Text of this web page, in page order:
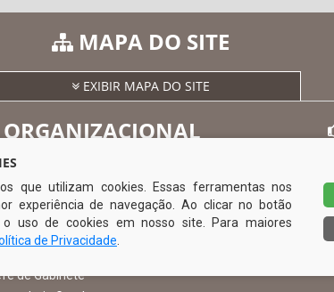
MAPA DO SITE
EXIBIR MAPA DO SITE
Prefeito
Municipal
de Gabinete
que utilizam cookies. Essas ferramentas nos
experiência de navegação. Ao clicar no botão
o uso de cookies em nosso site. Para maiores
de Privacidade